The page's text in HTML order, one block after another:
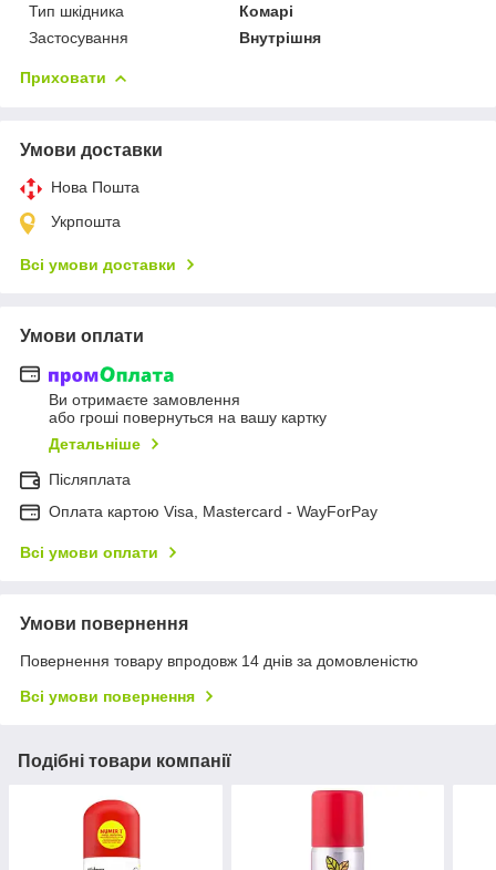
Тип шкідника
Комарі
Застосування
Внутрішня
Приховати
Умови доставки
Нова Пошта
Укрпошта
Всі умови доставки
Умови оплати
Ви отримаєте замовлення
або гроші повернуться на вашу картку
Детальніше
Післяплата
Оплата картою Visa, Mastercard - WayForPay
Всі умови оплати
Умови повернення
Повернення товару впродовж 14 днів за домовленістю
Всі умови повернення
Подібні товари компанії